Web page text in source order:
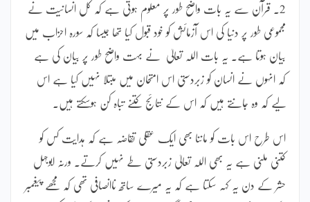
2۔ قرآن سے یہ بات واضح طور پر معلوم ہوتی ہے کہ کل انسانیت نے
مجموعی طور پر دنیا کی اس آزمائش کو خود قبول کیا تھا جیسا کہ سورہ احزاب میں
بیان ہوتا ہے۔ یہ بات اللہ تعالیٰ نے بہت واضح طور پر بیان کی ہے
کہ انہوں نے انسان کو زبردستی اس امتحان میں مبتلا نہیں کیا ہے اس
لیے کہ وہ جانتے ہیں کہ اس کے نتائج کتنے تباہ کن ہوسکتے ہیں۔
اس طرح اس بات کو ماننا بھی ایک عقلی تقاضہ ہے کہ ہدایت کس کو
کتنی ملنی ہے یہ بھی اللہ تعالیٰ زبردستی طے نہیں کرتے۔ ورنہ ابوجہل
حشر کے دن یہ کہہ سکتا ہے کہ یہ میرے ساتھ ناانصافی تھی کہ مجھے پیغمبر